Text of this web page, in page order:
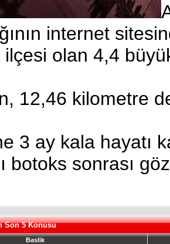
internet
ilçesi olan 4,4
12,46 kilometre
3 ay kala hayatı
botoks sonrası
Son 5 Konusu
Baslik